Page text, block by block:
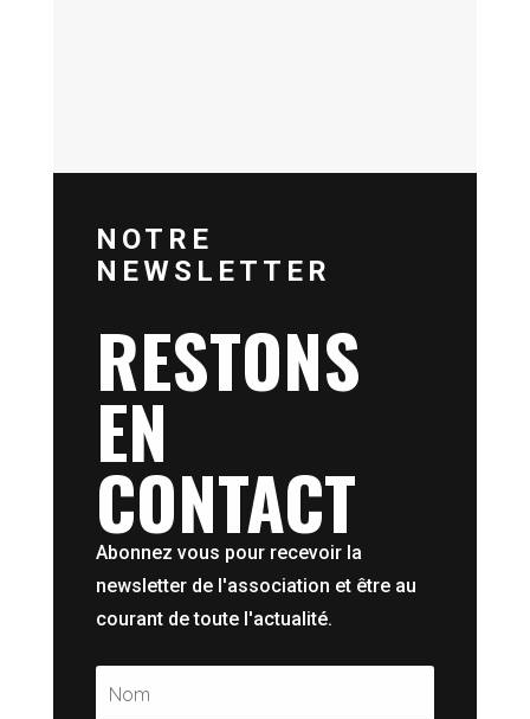
NOTRE
NEWSLETTER
RESTONS
EN
CONTACT
Abonnez vous pour recevoir la
newsletter de l'association et être au
courant de toute l'actualité.